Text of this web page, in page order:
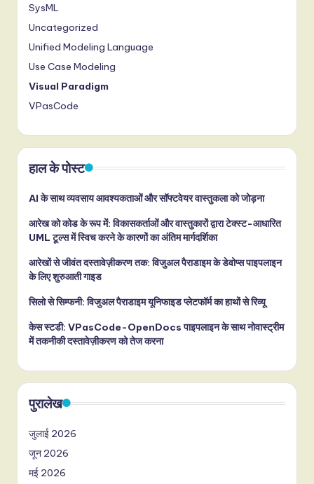
SysML
Uncategorized
Unified Modeling Language
Use Case Modeling
Visual Paradigm
VPasCode
हाल के पोस्ट
AI के साथ व्यवसाय आवश्यकताओं और सॉफ्टवेयर वास्तुकला को जोड़ना
आरेख को कोड के रूप में: विकासकर्ताओं और वास्तुकारों द्वारा टेक्स्ट-आधारित
UML टूल्स में स्विच करने के कारणों का अंतिम मार्गदर्शिका
आरेखों से जीवंत दस्तावेज़ीकरण तक: विजुअल पैराडाइम के डेवोप्स पाइपलाइन
के लिए शुरुआती गाइड
सिलो से सिम्फनी: विजुअल पैराडाइम यूनिफाइड प्लेटफॉर्म का हाथों से रिव्यू
केस स्टडी: VPasCode-OpenDocs पाइपलाइन के साथ नोवास्ट्रीम
में तकनीकी दस्तावेज़ीकरण को तेज करना
पुरालेख
जुलाई 2026
जून 2026
मई 2026